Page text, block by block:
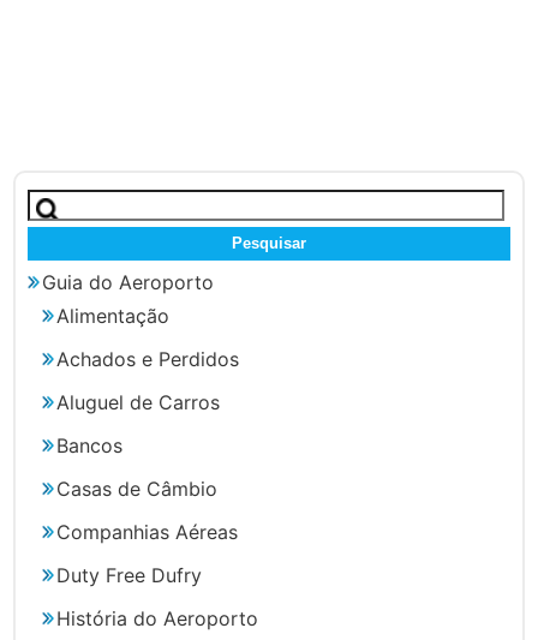
Pesquisar
por:
Guia do Aeroporto
Alimentação
Achados e Perdidos
Aluguel de Carros
Bancos
Casas de Câmbio
Companhias Aéreas
Duty Free Dufry
História do Aeroporto